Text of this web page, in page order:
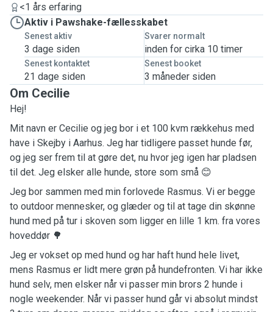
<1 års erfaring
Aktiv i Pawshake-fællesskabet
Senest aktiv
3 dage siden
Svarer normalt
inden for cirka 10 timer
Senest kontaktet
21 dage siden
Senest booket
3 måneder siden
Om Cecilie
Hej!
Mit navn er Cecilie og jeg bor i et 100 kvm rækkehus med
have i Skejby i Aarhus. Jeg har tidligere passet hunde før,
og jeg ser frem til at gøre det, nu hvor jeg igen har pladsen
til det. Jeg elsker alle hunde, store som små 😊
Jeg bor sammen med min forlovede Rasmus. Vi er begge
to outdoor mennesker, og glæder og til at tage din skønne
hund med på tur i skoven som ligger en lille 1 km. fra vores
hoveddør 🌳
Jeg er vokset op med hund og har haft hund hele livet,
mens Rasmus er lidt mere grøn på hundefronten. Vi har ikke
hund selv, men elsker når vi passer min brors 2 hunde i
nogle weekender. Når vi passer hund går vi absolut mindst